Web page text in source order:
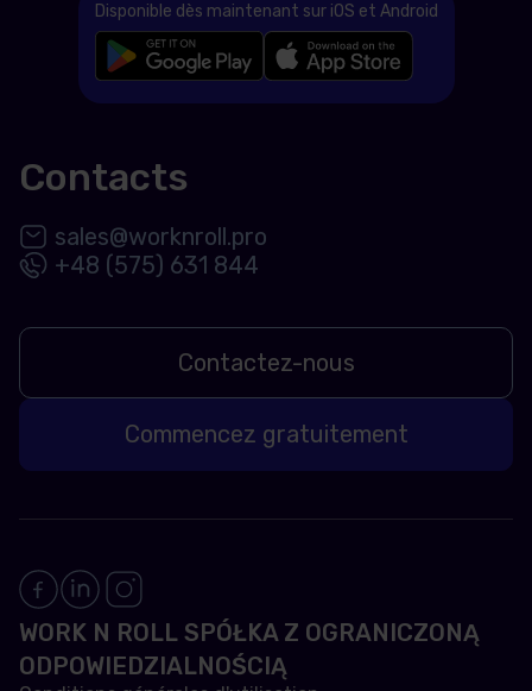
Disponible dès maintenant sur iOS et Android
Contactez-nous
Commencez gratuitement
Contacts
sales@worknroll.pro
+48 (575) 631 844
WORK N ROLL SPÓŁKA Z OGRANICZONĄ
ODPOWIEDZIALNOŚCIĄ